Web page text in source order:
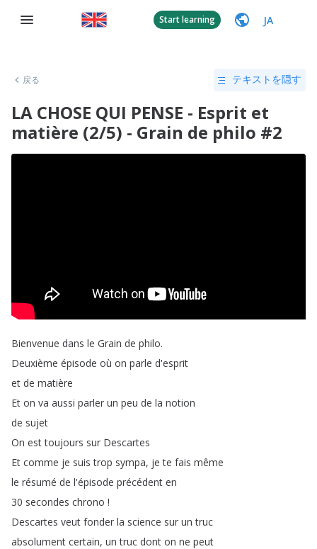
Start learning JA
戻る テキストを隠す
LA CHOSE QUI PENSE - Esprit et
matière (2/5) - Grain de philo #2
Bienvenue dans le Grain de philo.
Deuxième épisode où on parle d'esprit
et de matière
Et on va aussi parler un peu de la notion
de sujet
On est toujours sur Descartes
Et comme je suis trop sympa, je te fais même
le résumé de l'épisode précédent en
30 secondes chrono !
Descartes veut fonder la science sur un truc
absolument certain, un truc dont on ne peut